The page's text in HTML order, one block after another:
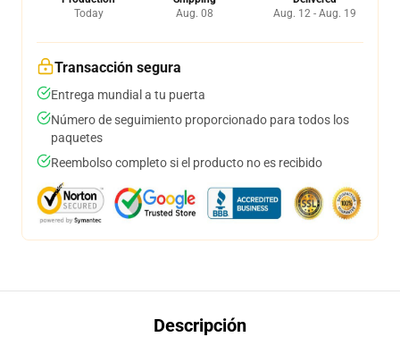
Today
Aug. 08
Aug. 12 - Aug. 19
Transacción segura
Entrega mundial a tu puerta
Número de seguimiento proporcionado para todos los
paquetes
Reembolso completo si el producto no es recibido
Descripción